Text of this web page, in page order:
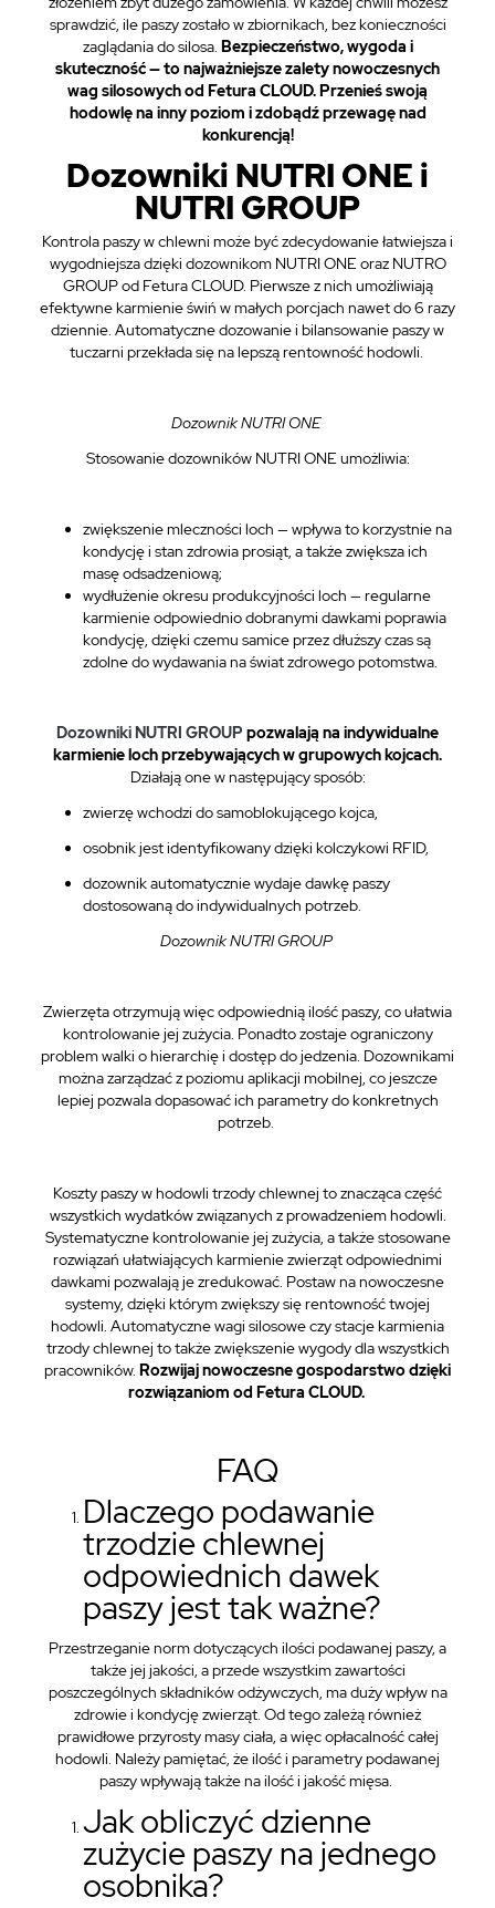
sprawdzić, ile paszy zostało w zbiornikach, bez konieczności
zaglądania do silosa. Bezpieczeństwo, wygoda i
skuteczność — to najważniejsze zalety nowoczesnych
wag silosowych od Fetura CLOUD. Przenieś swoją
hodowlę na inny poziom i zdobądź przewagę nad
konkurencją!
Dozowniki NUTRI ONE i
NUTRI GROUP
Kontrola paszy w chlewni może być zdecydowanie łatwiejsza i
wygodniejsza dzięki dozownikom NUTRI ONE oraz NUTRO
GROUP od Fetura CLOUD. Pierwsze z nich umożliwiają
efektywne karmienie świń w małych porcjach nawet do 6 razy
dziennie. Automatyczne dozowanie i bilansowanie paszy w
tuczarni przekłada się na lepszą rentowność hodowli.
Dozownik NUTRI ONE
Stosowanie dozowników NUTRI ONE umożliwia:
zwiększenie mleczności loch — wpływa to korzystnie na
kondycję i stan zdrowia prosiąt, a także zwiększa ich
masę odsadzeniową;
wydłużenie okresu produkcyjności loch — regularne
karmienie odpowiednio dobranymi dawkami poprawia
kondycję, dzięki czemu samice przez dłuższy czas są
zdolne do wydawania na świat zdrowego potomstwa.
Dozowniki NUTRI GROUP pozwalają na indywidualne
karmienie loch przebywających w grupowych kojcach.
Działają one w następujący sposób:
zwierzę wchodzi do samoblokującego kojca,
osobnik jest identyfikowany dzięki kolczykowi RFID,
dozownik automatycznie wydaje dawkę paszy
dostosowaną do indywidualnych potrzeb.
Dozownik NUTRI GROUP
Zwierzęta otrzymują więc odpowiednią ilość paszy, co ułatwia
kontrolowanie jej zużycia. Ponadto zostaje ograniczony
problem walki o hierarchię i dostęp do jedzenia. Dozownikami
można zarządzać z poziomu aplikacji mobilnej, co jeszcze
lepiej pozwala dopasować ich parametry do konkretnych
potrzeb.
Koszty paszy w hodowli trzody chlewnej to znacząca część
wszystkich wydatków związanych z prowadzeniem hodowli.
Systematyczne kontrolowanie jej zużycia, a także stosowane
rozwiązań ułatwiających karmienie zwierząt odpowiednimi
dawkami pozwalają je zredukować. Postaw na nowoczesne
systemy, dzięki którym zwiększy się rentowność twojej
hodowli. Automatyczne wagi silosowe czy stacje karmienia
trzody chlewnej to także zwiększenie wygody dla wszystkich
pracowników. Rozwijaj nowoczesne gospodarstwo dzięki
rozwiązaniom od Fetura CLOUD.
FAQ
Dlaczego podawanie
trzodzie chlewnej
odpowiednich dawek
paszy jest tak ważne?
Przestrzeganie norm dotyczących ilości podawanej paszy, a
także jej jakości, a przede wszystkim zawartości
poszczególnych składników odżywczych, ma duży wpływ na
zdrowie i kondycję zwierząt. Od tego zależą również
prawidłowe przyrosty masy ciała, a więc opłacalność całej
hodowli. Należy pamiętać, że ilość i parametry podawanej
paszy wpływają także na ilość i jakość mięsa.
Jak obliczyć dzienne
zużycie paszy na jednego
osobnika?